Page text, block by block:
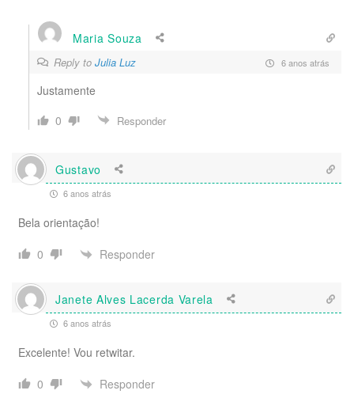
Maria Souza
Reply to Julia Luz 6 anos atrás
Justamente
0
Responder
Gustavo
6 anos atrás
Bela orientação!
0
Responder
Janete Alves Lacerda Varela
6 anos atrás
Excelente! Vou retwitar.
0
Responder